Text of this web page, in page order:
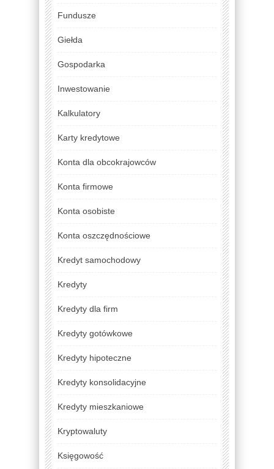
Fundusze
Giełda
Gospodarka
Inwestowanie
Kalkulatory
Karty kredytowe
Konta dla obcokrajowców
Konta firmowe
Konta osobiste
Konta oszczędnościowe
Kredyt samochodowy
Kredyty
Kredyty dla firm
Kredyty gotówkowe
Kredyty hipoteczne
Kredyty konsolidacyjne
Kredyty mieszkaniowe
Kryptowaluty
Księgowość